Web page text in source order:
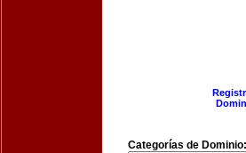
Categorías de Dominio: